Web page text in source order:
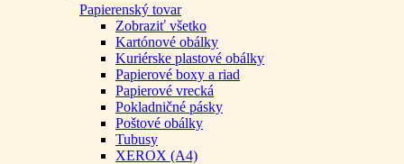
Papierenský tovar
Zobraziť všetko
Kartónové obálky
Kuriérske plastové obálky
Papierové boxy a riad
Papierové vrecká
Pokladničné pásky
Poštové obálky
Tubusy
XEROX (A4)